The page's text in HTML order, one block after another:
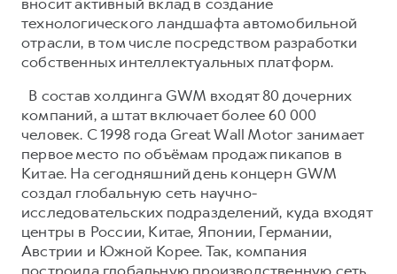
технологического ландшафта автомобильной
отрасли, в том числе посредством разработки
собственных интеллектуальных платформ.
В состав холдинга GWM входят 80 дочерних
компаний, а штат включает более 60 000
человек. С 1998 года Great Wall Motor занимает
первое место по объёмам продаж пикапов в
Китае. На сегодняшний день концерн GWM
создал глобальную сеть научно-
исследовательских подразделений, куда входят
центры в России, Китае, Японии, Германии,
Австрии и Южной Корее. Так, компания